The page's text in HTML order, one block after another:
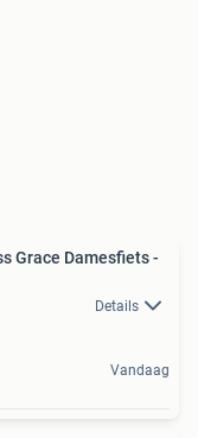
Grace Damesfiets -
Details
Vandaag